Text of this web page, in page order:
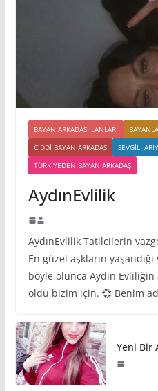
BAYAN ARKADAS ILANLARI
CIDDI BAYAN ARKADAS
SEVGILI
TÜRKIYEDEN BAYAN ARKADAŞ
AydınEvlilik
AydınEvlilik Tatilcilerin
En güzel aşkların
böyle olunca Aydın Evliliğin
oldu bizim için. 💞 Benim
Yeni Bir